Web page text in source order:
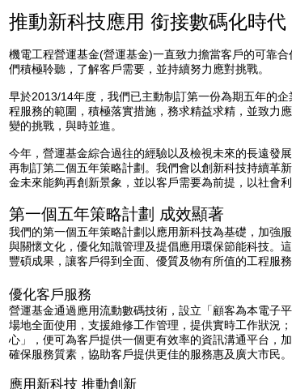
推動新科技應用 銜接數碼化時代
機電工程營運基金(營運基金)一直致力擔當客戶的可靠
們積極聆聽，了解客戶需要，並持續努力應對挑戰。
早於2013/14年度，我們已主動制訂第一份為期五年的
程服務的範圍，積極落實措施，務求精益求精，並致力
變的挑戰，與時並進。
今年，營運基金綜合過往的經驗以及檢視未來的長遠發
再制訂第二個五年策略計劃。我們會以創新科技持續革
金未來能夠再創新景象，並以客戶需要為前提，以社會
第一個五年策略計劃 成效顯著
我們的第一個五年策略計劃以應用新科技為基礎，加強
與關懷文化，優化知識管理及提倡應用環保節能科技。
豐碩成果，讓客戶得到全面、優質及物有所值的工程服務
優化客戶服務
營運基金通過應用流動數碼技術，設立「顧客為本電子
場地全面使用，支援維修工作管理，提供實時工作狀況
心」，便可為客戶提供一個更有效率的資訊溝通平台，
確保服務質素，協助客戶提供更佳的服務惠及廣大市民。
應用新科技 推動創新